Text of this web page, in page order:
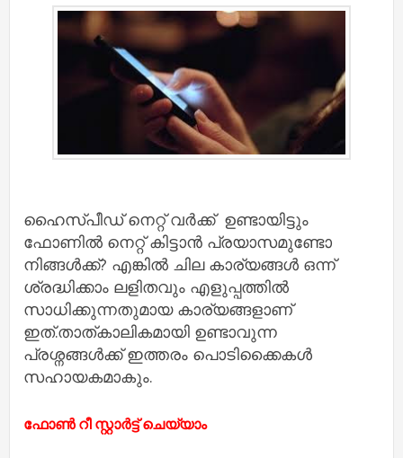
ഹൈസ്പീഡ് നെറ്റ് വർക്ക്‌ ഉണ്ടായിട്ടും
ഫോണില്‍ നെറ്റ് കിട്ടാന്‍ പ്രയാസമുണ്ടോ
നിങ്ങള്‍ക്ക്? എങ്കില്‍ ചില കാര്യങ്ങള്‍ ഒന്ന്
ശ്രദ്ധിക്കാം ലളിതവും എളുപ്പത്തില്‍
സാധിക്കുന്നതുമായ കാര്യങ്ങളാണ്
ഇത്.താത്കാലികമായി ഉണ്ടാവുന്ന
പ്രശ്നങ്ങള്‍ക്ക് ഇത്തരം പൊടിക്കൈകള്‍
സഹായകമാകും.
ഫോണ്‍ റീ സ്റ്റാര്‍ട്ട് ചെയ്യാം